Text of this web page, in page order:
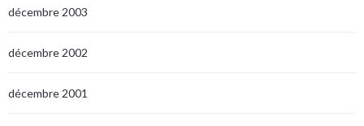
décembre 2003
décembre 2002
décembre 2001